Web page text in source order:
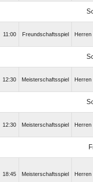
11:00 Freundschaftsspiel Herren
12:30 Meisterschaftsspiel Herren
12:30 Meisterschaftsspiel Herren
18:45 Meisterschaftsspiel Herren